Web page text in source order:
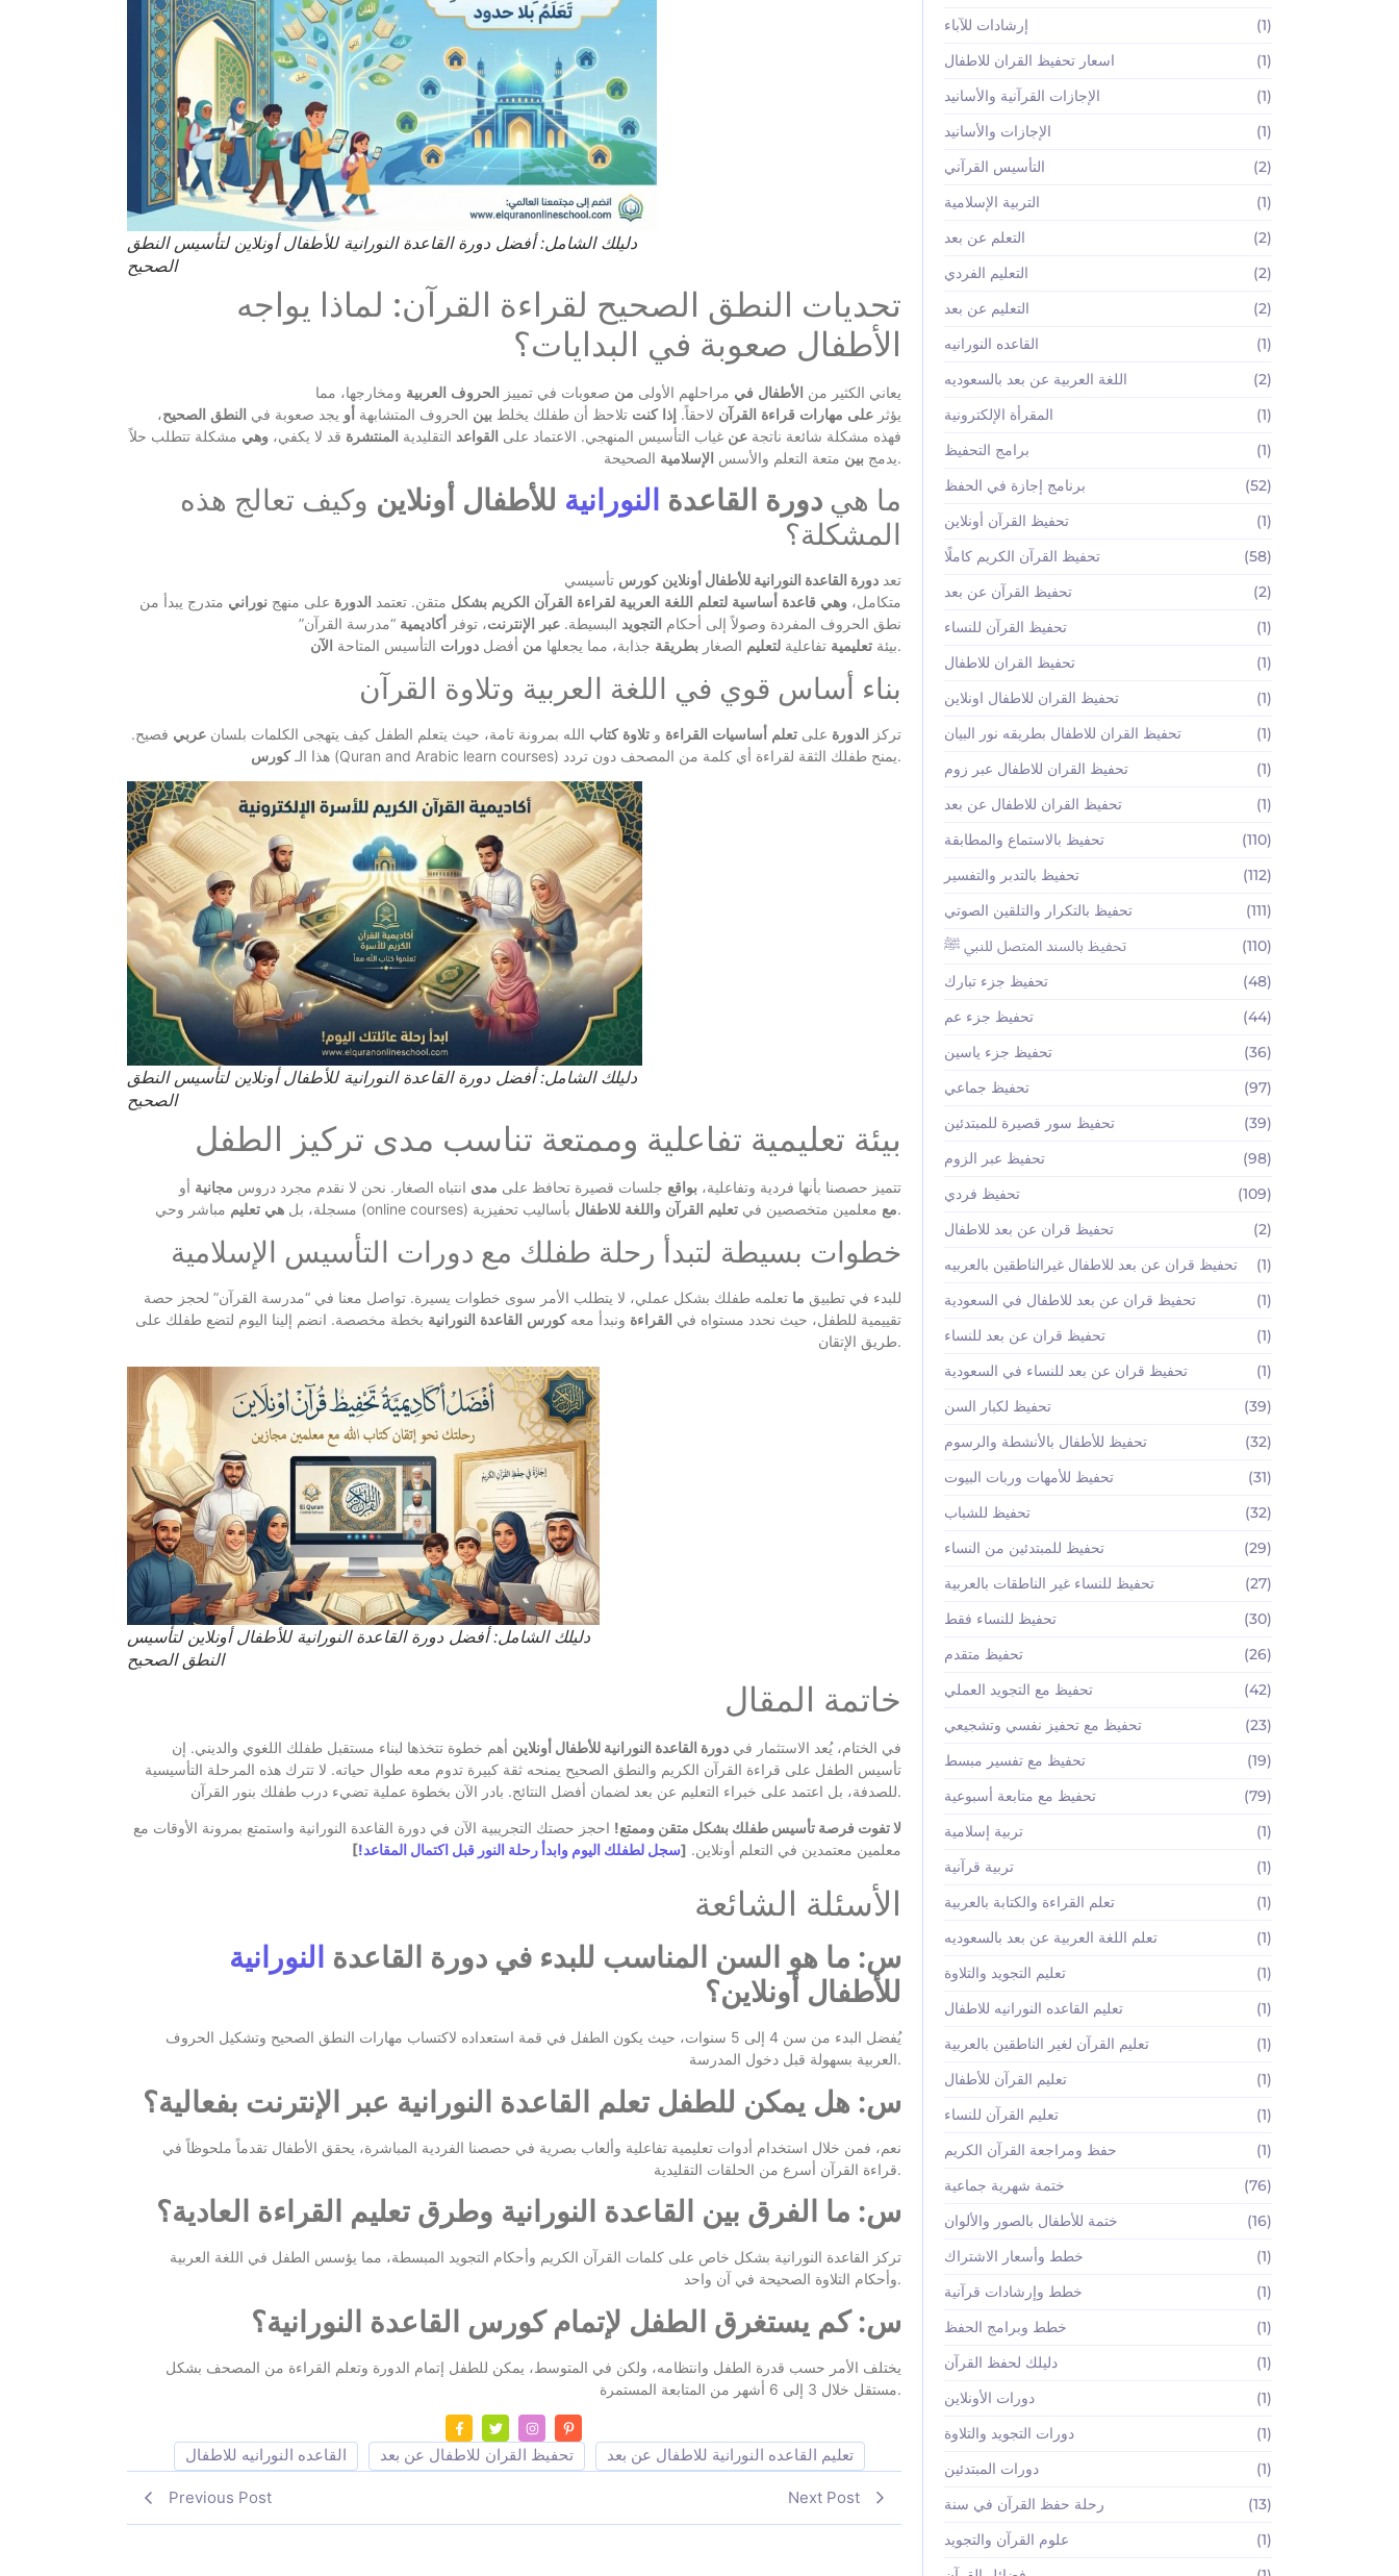
دليلك الشامل: أفضل دورة القاعدة النورانية للأطفال أونلاين لتأسيس النطق
الصحيح
الأطفال صعوبة في البدايات؟
يعاني الكثير من الأطفال في مراحلهم الأولى من صعوبات في تمييز الحروف العربية ومخارجها، مما
يؤثرعلى مهارات قراءة القرآن لاحقاً. إذا كنت تلاحظ أن طفلك يخلطبين الحروف المتشابهة أو يجد صعوبة في النطق الصحيح،
فهذه مشكلة شائعة ناتجةعن غياب التأسيس المنهجي. الاعتماد على القواعد التقليدية المنتشرة قد لا يكفي،وهي مشكلة تتطلب حلاً
يدمجبين متعة التعلم والأسس الإسلامية الصحيحة.
ما هيدورة القاعدة النورانية للأطفال أونلاين وكيف تعالج هذه
المشكلة؟
تعددورة القاعدة النورانية للأطفال أونلاين كورس تأسيسي
متكامل،وهي قاعدة أساسية لتعلم اللغة العربية لقراءة القرآن الكريم بشكل متقن. تعتمد الدورة على منهجنوراني متدرج يبدأ من
نطق الحروف المفردة وصولاً إلى أحكام التجويد البسيطة.عبر الإنترنت، توفر أكاديمية “مدرسة القرآن”
بيئةتعليمية تفاعليةلتعليم الصغاربطريقة جذابة، مما يجعلها من أفضلدورات التأسيس المتاحة الآن .
بناء أساس قوي في اللغة العربية وتلاوة القرآن
تركز الدورة علىتعلم أساسيات القراءة وتلاوة كتاب الله بمرونة تامة، حيث يتعلم الطفل كيف يتهجى الكلمات بلسانعربي فصيح.
هذا الـكورس (Quran and Arabic learn courses) يمنح طفلك الثقة لقراءة أي كلمة من المصحف دون تردد.
دليلك الشامل: أفضل دورة القاعدة النورانية للأطفال أونلاين لتأسيس النطق
الصحيح
بيئة تعليمية تفاعلية وممتعة تناسب مدى تركيز الطفل
تتميز حصصنا بأنها فردية وتفاعلية،بواقع جلسات قصيرة تحافظ على مدى انتباه الصغار. نحن لا نقدم مجرد دروس مجانية أو
مسجلة، بلهي تعليم مباشر وحي (online courses) مع معلمين متخصصين فيتعليم القرآن واللغة للاطفال بأساليب تحفيزية.
خطوات بسيطة لتبدأ رحلة طفلك مع دورات التأسيس الإسلامية
للبدء في تطبيق ما تعلمه طفلك بشكل عملي، لا يتطلب الأمر سوى خطوات يسيرة. تواصل معنا في “مدرسة القرآن” لحجز حصة
تقييمية للطفل، حيث نحدد مستواه في القراءة ونبدأ معهكورس القاعدة النورانية بخطة مخصصة. انضم إلينا اليوم لتضع طفلك على
طريق الإتقان.
دليلك الشامل: أفضل دورة القاعدة النورانية للأطفال أونلاين لتأسيس
النطق الصحيح
خاتمة المقال
في الختام، يُعد الاستثمار فيدورة القاعدة النورانية للأطفال أونلاين أهم خطوة تتخذها لبناء مستقبل طفلك اللغوي والديني. إن
تأسيس الطفل على قراءة القرآن الكريم والنطق الصحيح يمنحه ثقة كبيرة تدوم معه طوال حياته. لا تترك هذه المرحلة التأسيسية
للصدفة، بل اعتمد على خبراء التعليم عن بعد لضمان أفضل النتائج. بادر الآن بخطوة عملية تضيء درب طفلك بنور القرآن.
لا تفوت فرصة تأسيس طفلك بشكل متقن وممتع! احجز حصتك التجريبية الآن في دورة القاعدة النورانية واستمتع بمرونة الأوقات مع
معلمين معتمدين في التعلم أونلاين. [سجل لطفلك اليوم وابدأ رحلة النور قبل اكتمال المقاعد!]
الأسئلة الشائعة
س: ما هو السن المناسب للبدء في دورة القاعدة النورانية
للأطفال أونلاين؟
العربية بسهولة قبل دخول المدرسة.
س: هل يمكن للطفل تعلم القاعدة النورانية عبر الإنترنت بفعالية؟
نعم، فمن خلال استخدام أدوات تعليمية تفاعلية وألعاب بصرية في حصصنا الفردية المباشرة، يحقق الأطفال تقدماً ملحوظاً في
قراءة القرآن أسرع من الحلقات التقليدية.
س: ما الفرق بين القاعدة النورانية وطرق تعليم القراءة العادية؟
تركز القاعدة النورانية بشكل خاص على كلمات القرآن الكريم وأحكام التجويد المبسطة، مما يؤسس الطفل في اللغة العربية
وأحكام التلاوة الصحيحة في آن واحد.
س: كم يستغرق الطفل لإتمام كورس القاعدة النورانية؟
يختلف الأمر حسب قدرة الطفل وانتظامه، ولكن في المتوسط، يمكن للطفل إتمام الدورة وتعلم القراءة من المصحف بشكل
مستقل خلال 3 إلى 6 أشهر من المتابعة المستمرة.
القاعده النورانيه للاطفال تحفيظ القران للاطفال عن بعد تعليم القاعده النورانية للاطفال عن بعد
Previous Post Next Post
إرشادات للآباء
(1)
اسعار تحفيظ القران للاطفال
(1)
الإجازات القرآنية والأسانيد
(1)
الإجازات والأسانيد
(1)
التأسيس القرآني
(2)
التربية الإسلامية
(1)
التعلم عن بعد
(2)
التعليم الفردي
(2)
التعليم عن بعد
(2)
القاعده النورانيه
(1)
اللغة العربية عن بعد بالسعوديه
(2)
المقرأة الإلكترونية
(1)
برامج التحفيظ
(1)
برنامج إجازة في الحفظ
(52)
تحفيظ القرآن أونلاين
(1)
تحفيظ القرآن الكريم كاملًا
(58)
تحفيظ القرآن عن بعد
(2)
تحفيظ القرآن للنساء
(1)
تحفيظ القران للاطفال
(1)
تحفيظ القران للاطفال اونلاين
(1)
تحفيظ القران للاطفال بطريقه نور البيان
(1)
تحفيظ القران للاطفال عبر زوم
(1)
تحفيظ القران للاطفال عن بعد
(1)
تحفيظ بالاستماع والمطابقة
(110)
تحفيظ بالتدبر والتفسير
(112)
تحفيظ بالتكرار والتلقين الصوتي
(111)
تحفيظ بالسند المتصل للنبي ﷺ
(110)
تحفيظ جزء تبارك
(48)
تحفيظ جزء عم
(44)
تحفيظ جزء ياسين
(36)
تحفيظ جماعي
(97)
تحفيظ سور قصيرة للمبتدئين
(39)
تحفيظ عبر الزوم
(98)
تحفيظ فردي
(109)
تحفيظ قران عن بعد للاطفال
(2)
تحفيظ قران عن بعد للاطفال غيرالناطقين بالعربيه
(1)
تحفيظ قران عن بعد للاطفال في السعودية
(1)
تحفيظ قران عن بعد للنساء
(1)
تحفيظ قران عن بعد للنساء في السعودية
(1)
تحفيظ لكبار السن
(39)
تحفيظ للأطفال بالأنشطة والرسوم
(32)
تحفيظ للأمهات وربات البيوت
(31)
تحفيظ للشباب
(32)
تحفيظ للمبتدئين من النساء
(29)
تحفيظ للنساء غير الناطقات بالعربية
(27)
تحفيظ للنساء فقط
(30)
تحفيظ متقدم
(26)
تحفيظ مع التجويد العملي
(42)
تحفيظ مع تحفيز نفسي وتشجيعي
(23)
تحفيظ مع تفسير مبسط
(19)
تحفيظ مع متابعة أسبوعية
(79)
تربية إسلامية
(1)
تربية قرآنية
(1)
تعلم القراءة والكتابة بالعربية
(1)
تعلم اللغة العربية عن بعد بالسعوديه
(1)
تعليم التجويد والتلاوة
(1)
تعليم القاعده النورانيه للاطفال
(1)
تعليم القرآن لغير الناطقين بالعربية
(1)
تعليم القرآن للأطفال
(1)
تعليم القرآن للنساء
(1)
حفظ ومراجعة القرآن الكريم
(1)
ختمة شهرية جماعية
(76)
ختمة للأطفال بالصور والألوان
(16)
خطط وأسعار الاشتراك
(1)
خطط وإرشادات قرآنية
(1)
خطط وبرامج الحفظ
(1)
دليلك لحفظ القرآن
(1)
دورات الأونلاين
(1)
دورات التجويد والتلاوة
(1)
دورات المبتدئين
(1)
رحلة حفظ القرآن في سنة
(13)
علوم القرآن والتجويد
(1)